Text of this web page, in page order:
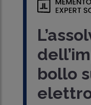
bollo